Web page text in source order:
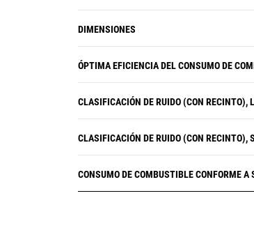
DIMENSIONES
ÓPTIMA EFICIENCIA DEL CONSUMO DE
CLASIFICACIÓN DE RUIDO (CON
CLASIFICACIÓN DE RUIDO (CON RECINTO),
CONSUMO DE COMBUSTIBLE CONFORME A